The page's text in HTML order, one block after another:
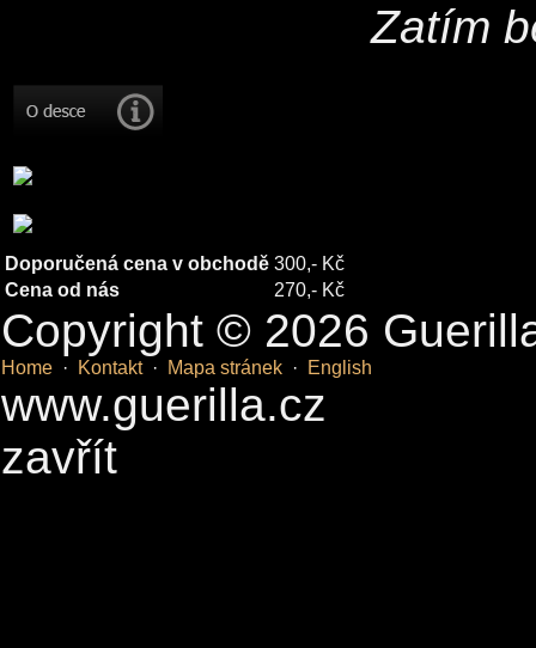
Zatím
Doporučená cena v obchodě 300,- Kč
Cena od nás
270,- Kč
Copyright © 2026
Home · Kontakt· Mapa stránek · English
www.guerilla.cz
zavřít